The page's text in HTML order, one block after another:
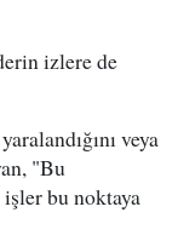
izlere de
veya
"Bu
işler bu noktaya